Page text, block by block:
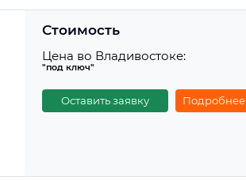
Стоимость
Цена во Владивостоке:
"под ключ"
Оставить заявку Подробнее